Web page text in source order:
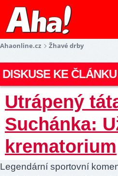
Ahaonline.cz Žhavé drby
DISKUSE KE ČLÁNKU
Utrápený
Suchánka:
krematorium
Legendární sportovní